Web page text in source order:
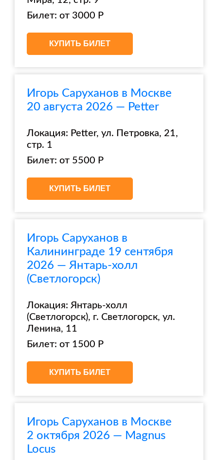
Билет: от 3000 Р
КУПИТЬ БИЛЕТ
Игорь Саруханов в Москве
20 августа 2026 — Petter
Локация: Petter, ул. Петровка, 21,
стр. 1
Билет: от 5500 Р
КУПИТЬ БИЛЕТ
Игорь Саруханов в
Калининграде 19 сентября
2026 — Янтарь-холл
(Светлогорск)
Локация: Янтарь-холл
(Светлогорск), г. Светлогорск, ул.
Ленина, 11
Билет: от 1500 Р
КУПИТЬ БИЛЕТ
Игорь Саруханов в Москве
2 октября 2026 — Magnus
Locus